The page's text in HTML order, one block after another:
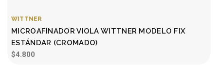
WITTNER
MICROAFINADOR VIOLA WITTNER MODELO FIX
ESTÁNDAR (CROMADO)
$4.800